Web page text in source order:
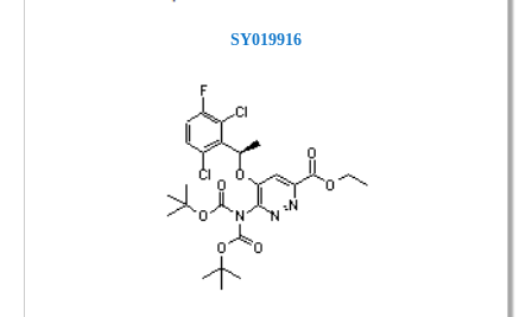
SY019916